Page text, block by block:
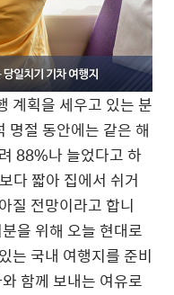
계획을 세우고 있는 분
명절 동안에는 같은 해
88%나 늘었다고 하
다 짧아 집에서 쉬거
질 전망이라고 합니
을 위해 오늘 현대로
는 국내 여행지를 준비
함께 보내는 여유로